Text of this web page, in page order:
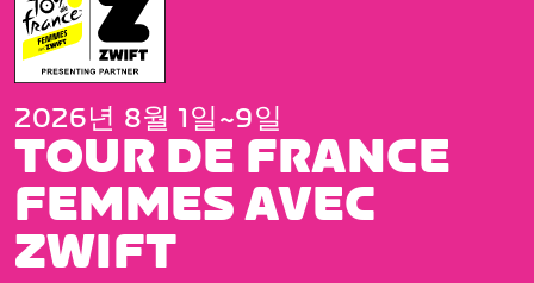
2026년 8월 1일~9일
TOUR DE FRANCE
FEMMES AVEC
ZWIFT